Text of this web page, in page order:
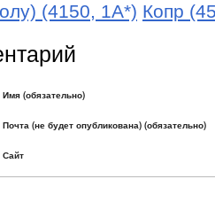
(4150, 1А*) Копр
Имя (обязательно)
Почта (не будет опубликована) (обязательно)
Сайт